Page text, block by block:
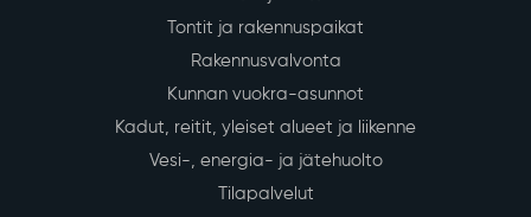
Tontit ja rakennuspaikat
Rakennusvalvonta
Kunnan vuokra-asunnot
Kadut, reitit, yleiset alueet ja liikenne
Vesi-, energia- ja jätehuolto
Tilapalvelut